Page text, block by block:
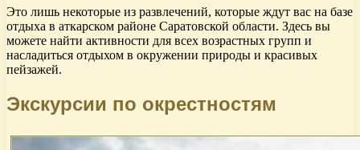
Это лишь некоторые из развлечений, которые ждут вас на базе
отдыха в аткарском районе Саратовской области. Здесь вы
можете найти активности для всех возрастных групп и
насладиться отдыхом в окружении природы и красивых
пейзажей.
Экскурсии по окрестностям